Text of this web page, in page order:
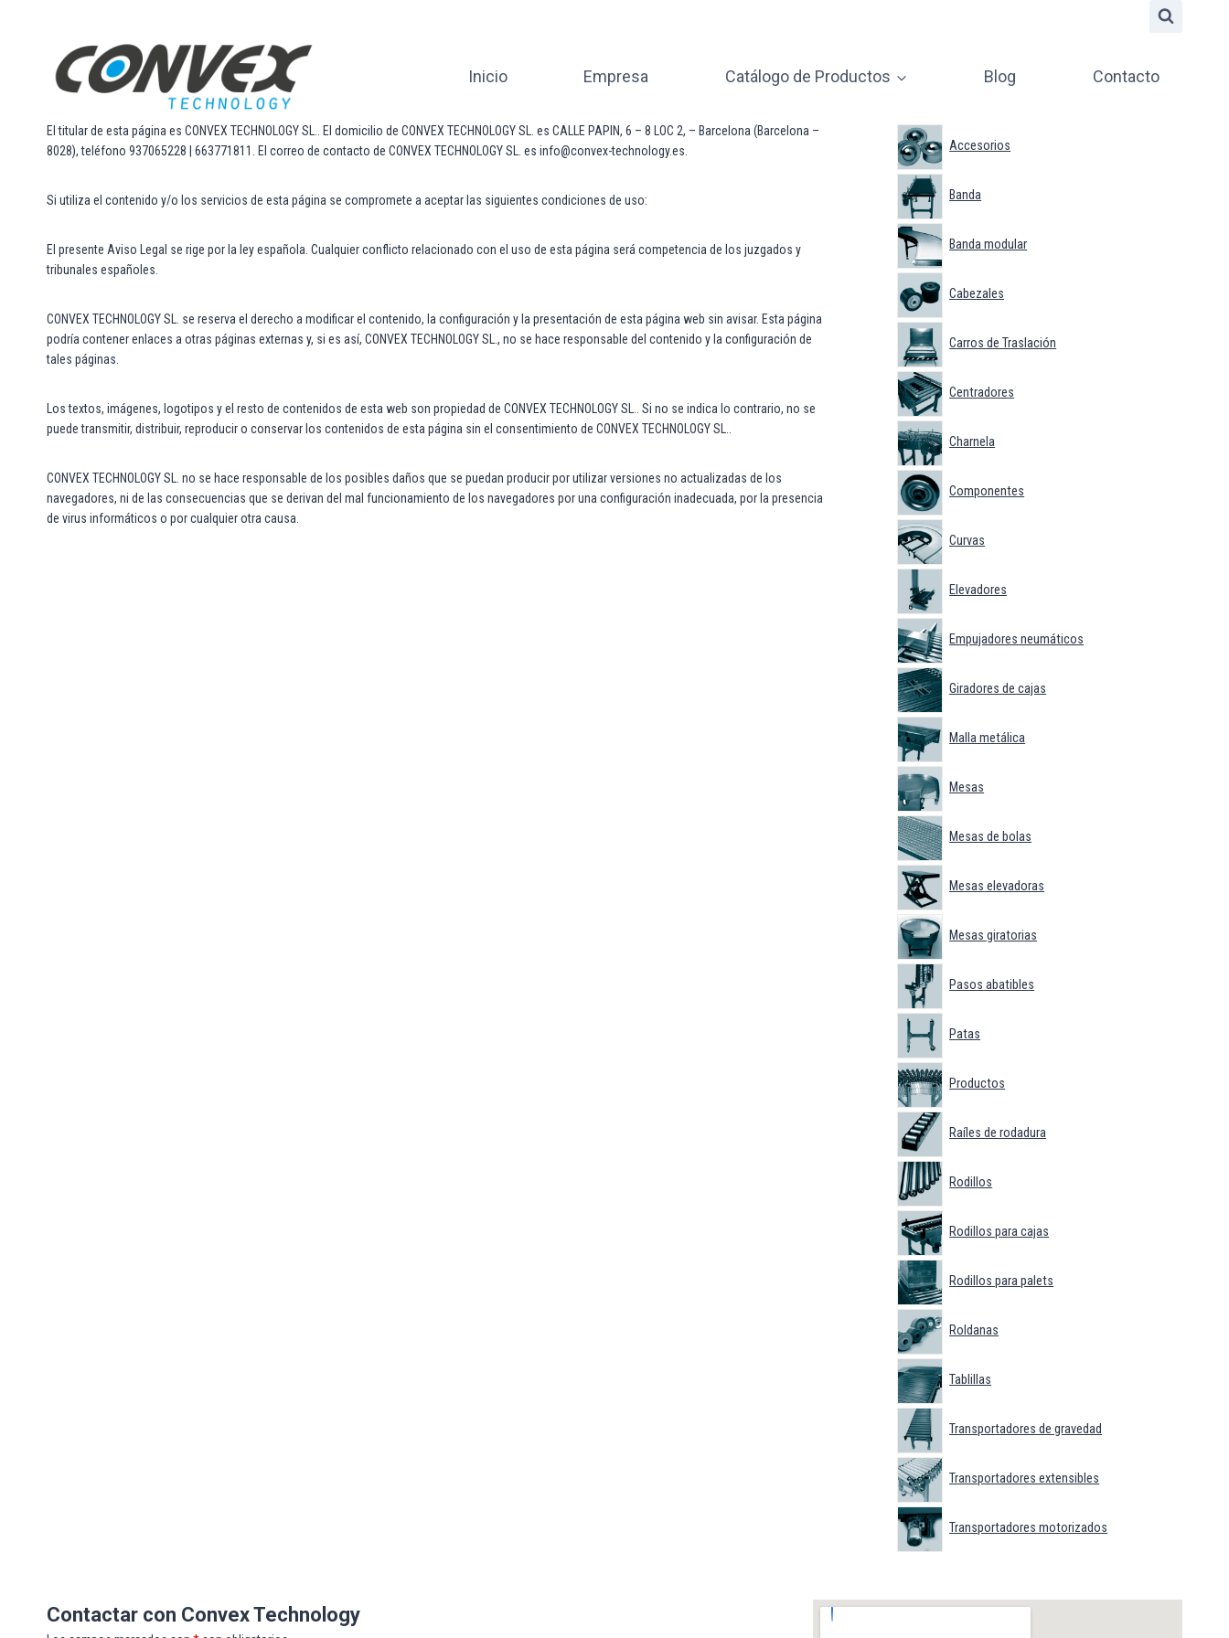
Inicio Empresa Catálogo de Productos Blog Contacto
El titular de esta página es CONVEX TECHNOLOGY SL.. El domicilio de CONVEX TECHNOLOGY SL. es CALLE PAPIN, 6 – 8 LOC 2, – Barcelona (Barcelona –
8028), teléfono 937065228 | 663771811. El correo de contacto de CONVEX TECHNOLOGY SL. es info@convex-technology.es.
Si utiliza el contenido y/o los servicios de esta página se compromete a aceptar las siguientes condiciones de uso:
El presente Aviso Legal se rige por la ley española. Cualquier conflicto relacionado con el uso de esta página será competencia de los juzgados y
tribunales españoles.
CONVEX TECHNOLOGY SL. se reserva el derecho a modificar el contenido, la configuración y la presentación de esta página web sin avisar. Esta página
podría contener enlaces a otras páginas externas y, si es así, CONVEX TECHNOLOGY SL., no se hace responsable del contenido y la configuración de
tales páginas.
Los textos, imágenes, logotipos y el resto de contenidos de esta web son propiedad de CONVEX TECHNOLOGY SL.. Si no se indica lo contrario, no se
puede transmitir, distribuir, reproducir o conservar los contenidos de esta página sin el consentimiento de CONVEX TECHNOLOGY SL..
CONVEX TECHNOLOGY SL. no se hace responsable de los posibles daños que se puedan producir por utilizar versiones no actualizadas de los
navegadores, ni de las consecuencias que se derivan del mal funcionamiento de los navegadores por una configuración inadecuada, por la presencia
de virus informáticos o por cualquier otra causa.
Accesorios
Banda
Banda modular
Cabezales
Carros de Traslación
Centradores
Charnela
Componentes
Curvas
Elevadores
Empujadores neumáticos
Giradores de cajas
Malla metálica
Mesas
Mesas de bolas
Mesas elevadoras
Mesas giratorias
Pasos abatibles
Patas
Productos
Raíles de rodadura
Rodillos
Rodillos para cajas
Rodillos para palets
Roldanas
Tablillas
Transportadores de gravedad
Transportadores extensibles
Transportadores motorizados
Contactar con Convex Technology